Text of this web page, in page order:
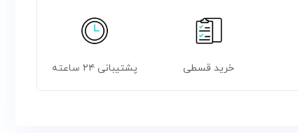
خرید قسطی پشتیبانی ۲۴ ساعته